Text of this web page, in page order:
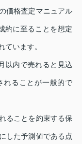
価格査定マニュアル
約に至ることを想定
ています。
以内で売れると見込
れることが一般的で
ることを約束する保
した予測値である点